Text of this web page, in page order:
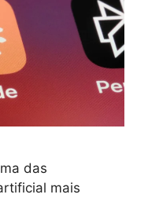
das
mais